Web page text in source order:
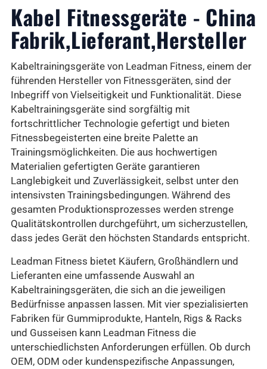
Kabel Fitnessgeräte - China
Fabrik,Lieferant,Hersteller
Kabeltrainingsgeräte von Leadman Fitness, einem der
führenden Hersteller von Fitnessgeräten, sind der
Inbegriff von Vielseitigkeit und Funktionalität. Diese
Kabeltrainingsgeräte sind sorgfältig mit
fortschrittlicher Technologie gefertigt und bieten
Fitnessbegeisterten eine breite Palette an
Trainingsmöglichkeiten. Die aus hochwertigen
Materialien gefertigten Geräte garantieren
Langlebigkeit und Zuverlässigkeit, selbst unter den
intensivsten Trainingsbedingungen. Während des
gesamten Produktionsprozesses werden strenge
Qualitätskontrollen durchgeführt, um sicherzustellen,
dass jedes Gerät den höchsten Standards entspricht.
Leadman Fitness bietet Käufern, Großhändlern und
Lieferanten eine umfassende Auswahl an
Kabeltrainingsgeräten, die sich an die jeweiligen
Bedürfnisse anpassen lassen. Mit vier spezialisierten
Fabriken für Gummiprodukte, Hanteln, Rigs & Racks
und Gusseisen kann Leadman Fitness die
unterschiedlichsten Anforderungen erfüllen. Ob durch
OEM, ODM oder kundenspezifische Anpassungen,